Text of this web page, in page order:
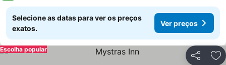
Selecione as datas para ver os preços
exatos.
Ver preços
Partilhar
Escolha popular